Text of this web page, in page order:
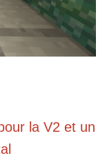
la V2 et un